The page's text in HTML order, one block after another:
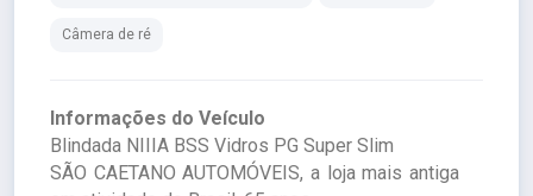
Câmera de ré
Informações do Veículo
Blindada NIIIA BSS Vidros PG Super Slim
SÃO CAETANO AUTOMÓVEIS, a loja mais antiga